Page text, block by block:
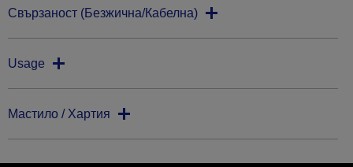
Свързаност (Безжична/Кабелна)
Usage
Мастило / Хартия